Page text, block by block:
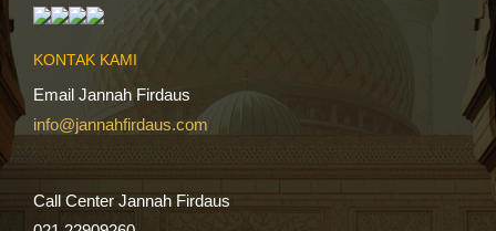
KONTAK KAMI
Email Jannah Firdaus
info@jannahfirdaus.com
Call Center Jannah Firdaus